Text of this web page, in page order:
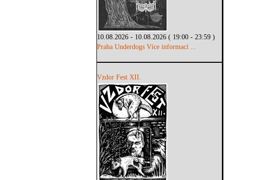
10.08.2026 - 10.08.2026 ( 19:00 - 23:59 )
Praha Underdogs Více informací ...
Vzdor Fest XII.